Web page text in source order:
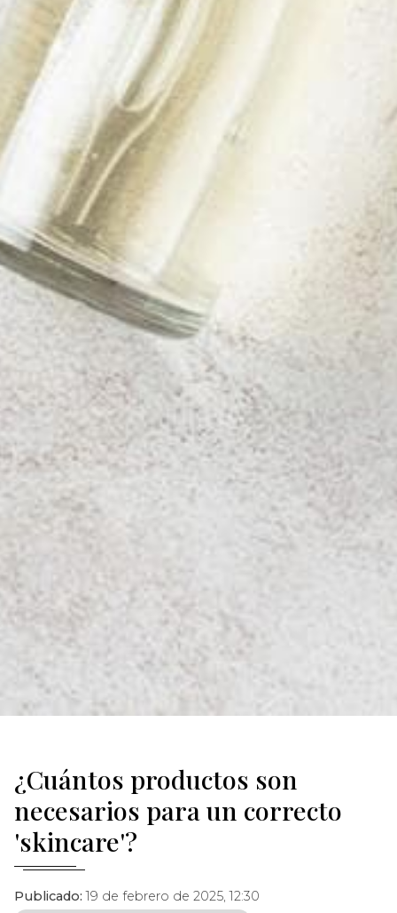
¿Cuántos productos son
necesarios para un correcto
'skincare'?
Publicado: 19 de febrero de 2025, 12:30